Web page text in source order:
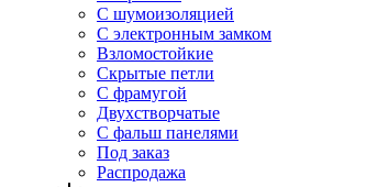
С шумоизоляцией
С электронным замком
Взломостойкие
Скрытые петли
С фрамугой
Двухстворчатые
С фальш панелями
Под заказ
Распродажа